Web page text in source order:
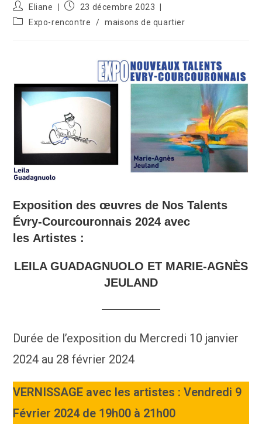
Auteur/autrice
de
la
Eliane
Publication
23 décembre 2023
PostExpo-rencontre / maisons de quartier
Exposition des œuvres de Nos Talents
Évry-Courcouronnais 2024 avec
les Artistes :
LEILA GUADAGNUOLO ET MARIE-AGNÈS
JEULAND
Durée de l’exposition du Mercredi 10 janvier
2024 au 28 février 2024
VERNISSAGE avec les artistes : Vendredi 9
Février 2024 de 19h00 à 21h00